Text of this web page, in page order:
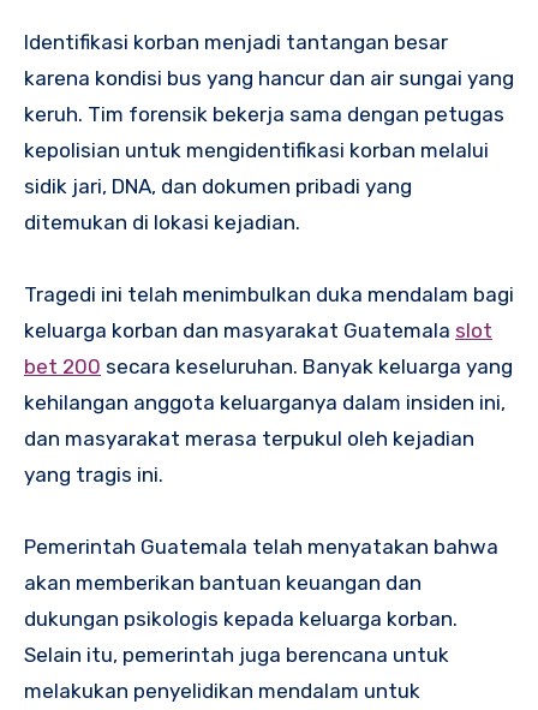
Identifikasi korban menjadi tantangan besar
karena kondisi bus yang hancur dan air sungai yang
keruh. Tim forensik bekerja sama dengan petugas
kepolisian untuk mengidentifikasi korban melalui
sidik jari, DNA, dan dokumen pribadi yang
ditemukan di lokasi kejadian.
Tragedi ini telah menimbulkan duka mendalam bagi
keluarga korban dan masyarakat Guatemala slot
bet 200 secara keseluruhan. Banyak keluarga yang
kehilangan anggota keluarganya dalam insiden ini,
dan masyarakat merasa terpukul oleh kejadian
yang tragis ini.
Pemerintah Guatemala telah menyatakan bahwa
akan memberikan bantuan keuangan dan
dukungan psikologis kepada keluarga korban.
Selain itu, pemerintah juga berencana untuk
melakukan penyelidikan mendalam untuk